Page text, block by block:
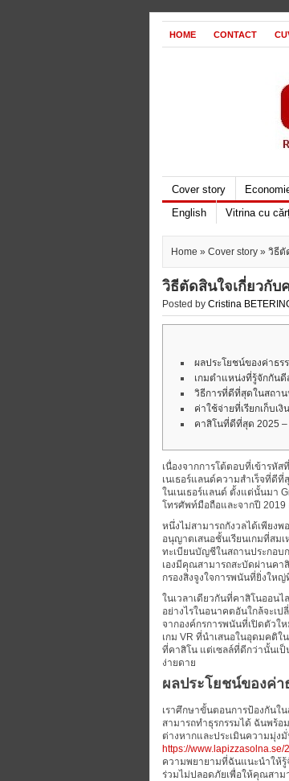
HOME CONTACT
Cover story
English
Vitrina cu
Home » Cover story » วิธีตั
วิธีตัดสินใจเกี่ยวกับ
Posted by Cristina
ผลประโยชน์ของค่าธร
เกมตำแหน่งที่รู้จักกันดี
วิธีการที่ดีที่สุดในสถา
ค่าใช้จ่ายที่เรียกเก็บเงิ
คาสิโนที่ดีที่สุด 2025
เนื่องจากการโต้ตอบที่เข้ารหั
เนเธอร์แลนด์ความสำเร็จที่ดี
ในเนเธอร์แลนด์ ตั้งแต่นั้นมา
โทรศัพท์มือถือและจากปี 2019
หนึ่งไม่สามารถกังวลได้เพียง
อนุญาตเสนอชั้นเรียนเกมที่สม
ทะเบียนบัญชีในสถานประกอบ
เองมีคุณสามารถสะบัดผ่านค
กรองสิ่งจูงใจการพนันที่ยิ่งให
ในเวลาเดียวกันที่คาสิโนออน
อย่างไรในอนาคตอันใกล้จะเ
จากองค์กรการพนันที่เปิดตัวใ
เกม VR ที่นำเสนอในอุดมคติใ
ที่คาสิโน แต่เซลล์ที่ดีกว่านั้นเป็
ง่ายดาย
ผลประโยชน์ของค่า
เราศึกษาขั้นตอนการป้องกันใ
สามารถทำธุรกรรมได้ ฉันพร้อ
ต่างหากและประเมินความมุ่
https://
ความพยายามที่ฉันแนะนำให้รู้
ร่วมไม่ปลอดภัยเพื่อให้คุณสาม